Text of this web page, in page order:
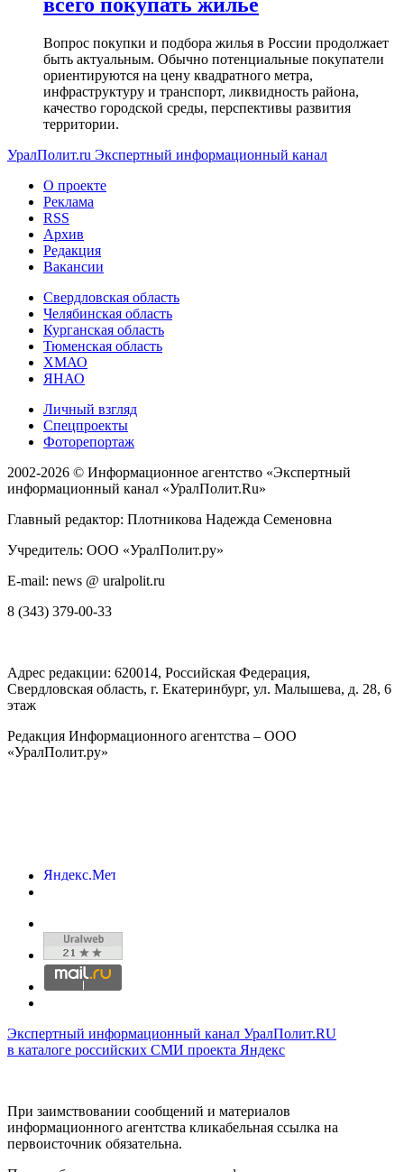
Вопрос покупки и подбора жилья в России продолжает
быть актуальным. Обычно потенциальные покупатели
ориентируются на цену квадратного метра,
инфраструктуру и транспорт, ликвидность района,
качество городской среды, перспективы развития
территории.
УралПолит.ru Экспертный информационный канал
О проекте
Реклама
RSS
Архив
Редакция
Вакансии
Свердловская область
Челябинская область
Курганская область
Тюменская область
ХМАО
ЯНАО
Личный взгляд
Спецпроекты
Фоторепортаж
2002-2026 © Информационное агентство «Экспертный
информационный канал «УралПолит.Ru»
Главный редактор: Плотникова Надежда Семеновна
Учредитель: ООО «УралПолит.ру»
E-mail: news @ uralpolit.ru
8 (343) 379-00-33
Адрес редакции: 620014, Российская Федерация,
Свердловская область, г. Екатеринбург, ул. Малышева, д. 28, 6
этаж
Редакция Информационного агентства – ООО
«УралПолит.ру»
Экспертный информационный канал УралПолит.RU
в каталоге российских СМИ проекта Яндекс
При заимствовании сообщений и материалов
информационного агентства кликабельная ссылка на
первоисточник обязательна.